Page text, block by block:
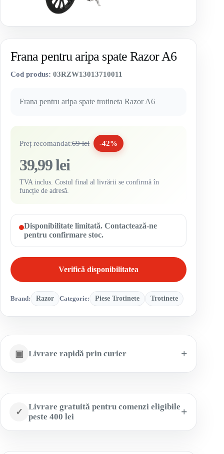
Frana pentru aripa spate Razor A6
Cod produs: 03RZW13013710011
Frana pentru aripa spate trotineta Razor A6
Preț recomandat:69 lei -42%
39,99 lei
TVA inclus. Costul final al livrării se confirmă în
funcție de adresă.
Disponibilitate limitată. Contactează-ne
pentru confirmare stoc.
Verifică disponibilitatea
Brand: Razor Categorie: Piese Trotinete Trotinete
▣ Livrare rapidă prin curier
✓
Livrare gratuită pentru comenzi eligibile
peste 400 lei